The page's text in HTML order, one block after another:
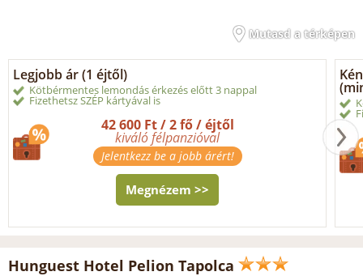
Mutasd a térképen
Legjobb ár (1 éjtől)
Kötbérmentes lemondás érkezés előtt 3 nappal
Fizethetsz SZÉP kártyával is
42 600 Ft / 2 fő / éjtől
kiváló félpanzióval
Jelentkezz be a jobb árért!
Megnézem >>
Hunguest Hotel Pelion Tapolca